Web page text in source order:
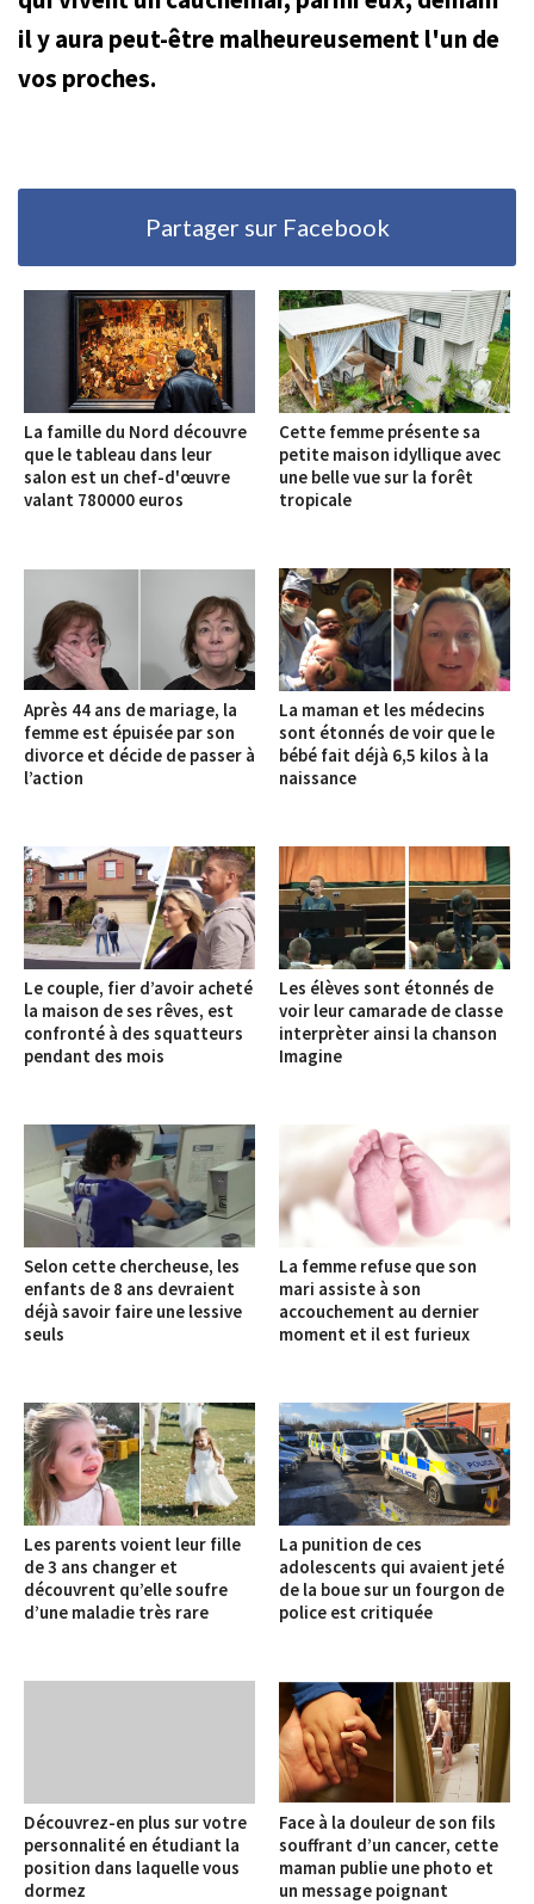
il y aura peut-être malheureusement l'un de
vos proches.
Partager sur Facebook
La famille du Nord découvre
que le tableau dans leur
salon est un chef-d'œuvre
valant 780000 euros
Cette femme présente sa
petite maison idyllique avec
une belle vue sur la forêt
tropicale
Après 44 ans de mariage, la
femme est épuisée par son
divorce et décide de passer à
l’action
La maman et les médecins
sont étonnés de voir que le
bébé fait déjà 6,5 kilos à la
naissance
Le couple, fier d’avoir acheté
la maison de ses rêves, est
confronté à des squatteurs
pendant des mois
Les élèves sont étonnés de
voir leur camarade de classe
interprèter ainsi la chanson
Imagine
Selon cette chercheuse, les
enfants de 8 ans devraient
déjà savoir faire une lessive
seuls
La femme refuse que son
mari assiste à son
accouchement au dernier
moment et il est furieux
Les parents voient leur fille
de 3 ans changer et
découvrent qu’elle soufre
d’une maladie très rare
La punition de ces
adolescents qui avaient jeté
de la boue sur un fourgon de
police est critiquée
Découvrez-en plus sur votre
personnalité en étudiant la
position dans laquelle vous
dormez
Face à la douleur de son fils
souffrant d’un cancer, cette
maman publie une photo et
un message poignant